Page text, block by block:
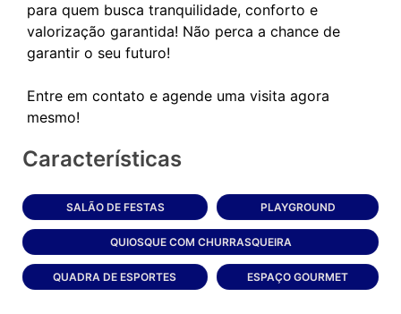
para quem busca tranquilidade, conforto e
valorização garantida! Não perca a chance de
garantir o seu futuro!
Entre em contato e agende uma visita agora
Características
SALÃO DE FESTAS PLAYGROUND
QUIOSQUE COM CHURRASQUEIRA
QUADRA DE ESPORTES ESPAÇO GOURMET